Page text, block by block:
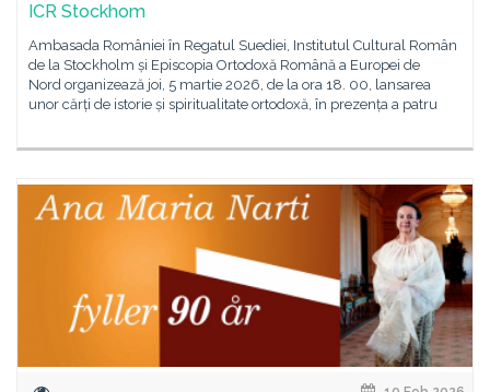
ICR Stockhom
Ambasada României în Regatul Suediei, Institutul Cultural Român
de la Stockholm și Episcopia Ortodoxă Română a Europei de
Nord organizează joi, 5 martie 2026, de la ora 18. 00, lansarea
unor cărți de istorie și spiritualitate ortodoxă, în prezența a patru